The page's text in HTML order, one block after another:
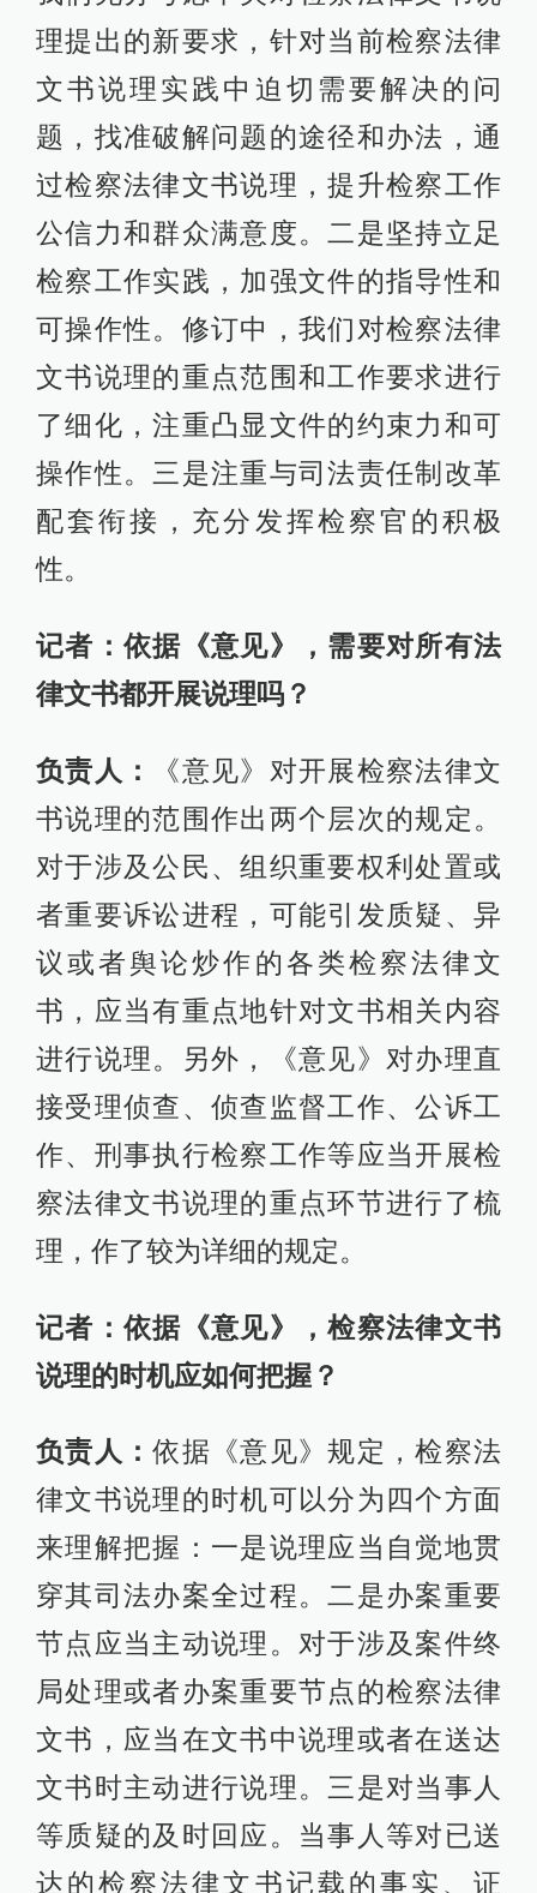
理提出的新要求，针对当前检察法律
文书说理实践中迫切需要解决的问
题，找准破解问题的途径和办法，通
过检察法律文书说理，提升检察工作
公信力和群众满意度。二是坚持立足
检察工作实践，加强文件的指导性和
可操作性。修订中，我们对检察法律
文书说理的重点范围和工作要求进行
了细化，注重凸显文件的约束力和可
操作性。三是注重与司法责任制改革
配套衔接，充分发挥检察官的积极
性。
记者：依据《意见》，需要对所有法
律文书都开展说理吗？
负责人：
《意见》对开展检察法律文
书说理的范围作出两个层次的规定。
对于涉及公民、组织重要权利处置或
者重要诉讼进程，可能引发质疑、异
议或者舆论炒作的各类检察法律文
书，应当有重点地针对文书相关内容
进行说理。另外，《意见》对办理直
接受理侦查、侦查监督工作、公诉工
作、刑事执行检察工作等应当开展检
察法律文书说理的重点环节进行了梳
理，作了较为详细的规定。
记者：依据《意见》，检察法律文书
说理的时机应如何把握？
负责人：依据《意见》规定，检察法
律文书说理的时机可以分为四个方面
来理解把握：一是说理应当自觉地贯
穿其司法办案全过程。二是办案重要
节点应当主动说理。对于涉及案件终
局处理或者办案重要节点的检察法律
文书，应当在文书中说理或者在送达
文书时主动进行说理。三是对当事人
等质疑的及时回应。当事人等对已送
达的检察法律文书记载的事实、证